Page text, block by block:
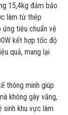
15,4kg đảm bảo
làm từ thép
ứng tiêu chuẩn vệ
kết hợp tốc độ
quả, mang lại
thông minh giúp
không gây văng,
sinh khu vực làm